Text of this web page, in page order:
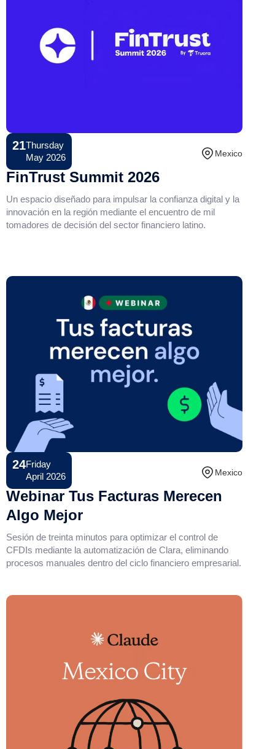
21Thursday
May 2026
Conference Mexico
FinTrust Summit 2026
Un espacio diseñado para impulsar la confianza digital y la
innovación en la región mediante el encuentro de mil
tomadores de decisión del sector financiero latino.
24Friday
April 2026
Conference Mexico
Webinar Tus Facturas Merecen
Algo Mejor
Sesión de treinta minutos para optimizar el control de
CFDIs mediante la automatización de Clara, eliminando
procesos manuales dentro del ciclo financiero empresarial.